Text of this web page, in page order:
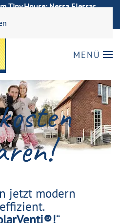
House: Nessa Elessar
MENÜ
jetzt modern
“